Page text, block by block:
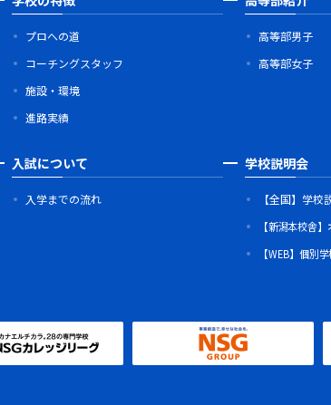
プロへの道
コーチングスタッフ
施設・環境
進路実績
高等部男子
高等部女子
入試について
入学までの流れ
学校説明会
【全国】学校
【新潟本校舎
【WEB】個別